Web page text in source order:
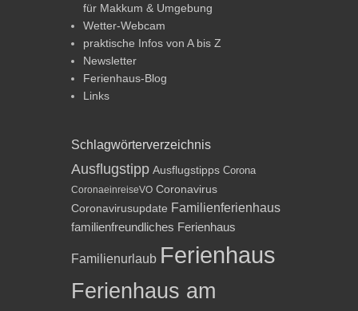
für Makkum & Umgebung
Wetter-Webcam
praktische Infos von A bis Z
Newsletter
Ferienhaus-Blog
Links
Schlagwörterverzeichnis
Ausflugstipp Ausflugstipps Corona
CoronaeinreiseVO Coronavirus
Coronavirusupdate Familienferienhaus
familienfreundliches Ferienhaus
Familienurlaub Ferienhaus
Ferienhaus am